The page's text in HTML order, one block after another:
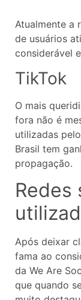
Atualmente a
de usuários
considerável
TikTok
O mais
fora não é
utilizadas
Brasil tem
propagação.
Redes
Após deixar
fama ao
da We Are
que quando